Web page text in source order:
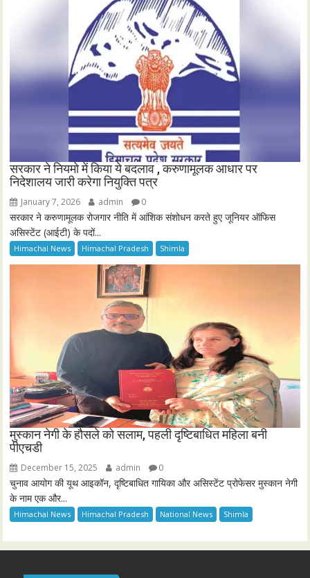
सरकार ने नियमो में किया ये बदलाव , करुणामूलक आधार पर
निदेशालय जारी करेगा नियुक्ति पत्र
January 7, 2026 admin 0
सरकार ने करुणामूलक रोजगार नीति में आंशिक संशोधन करते हुए जूनियर ऑफिस
असिस्टेंट (आईटी) के पदों...
Himachal News Himachal Pradesh Shimla
मुस्कान नेगी के हौसले को सलाम, पहली दृष्टिबाधित महिला बनी
पीएचडी
December 15, 2025 admin 0
चुनाव आयोग की यूथ आइकॉन, दृष्टिबाधित गायिका और असिस्टेंट प्रोफेसर मुस्कान नेगी
के नाम एक और...
Himachal News Himachal Pradesh National News Shimla